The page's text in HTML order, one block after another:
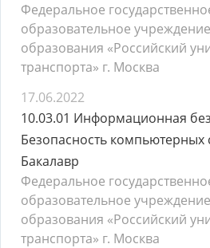
Федеральное
образовательное
образования «Российский
транспорта» г. Москва
17.06.2022
10.03.01 Информационная
Безопасность компьютерных
Бакалавр
Федеральное
образовательное
образования «Российский
транспорта» г. Москва